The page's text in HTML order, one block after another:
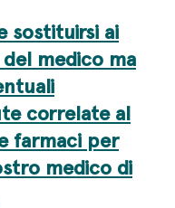
sostituirsi ai
medico ma
correlate al
farmaci per
medico di